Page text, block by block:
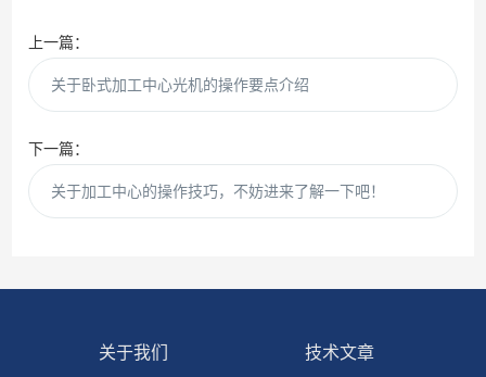
上一篇：
关于卧式加工中心光机的操作要点介绍
下一篇：
关于加工中心的操作技巧，不妨进来了解一下吧！
关于我们 技术文章